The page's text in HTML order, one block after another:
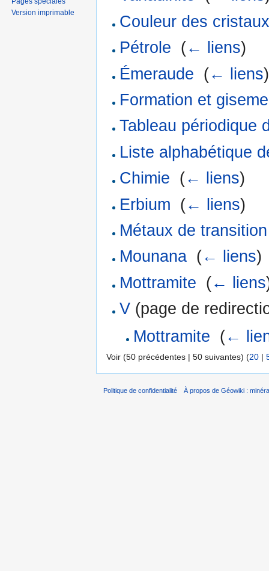
Couleur des
Pétrole (← liens)
Émeraude (← liens)
Formation et
Tableau périodique
Liste alphabétique
Chimie (← liens)
Erbium (← liens)
Métaux de transition
Mounana (← liens)
Mottramite (← liens
V (page de
Mottramite (←
Voir (50 précédentes | 50 suivantes) (20 |
Version imprimable
Politique de confidentialité À propos de Géowiki :